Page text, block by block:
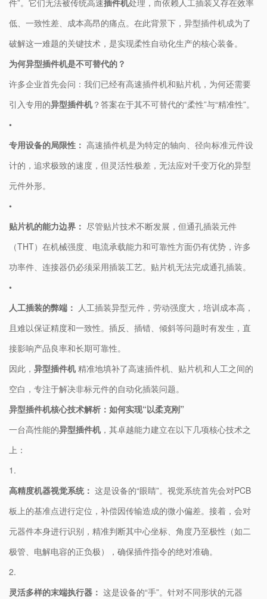
件”。它们无法被传统高速插件机处理，而依赖人工插装又存在效率
低、一致性差、成本高昂的痛点。在此背景下，​ 异型插件机​成为了
破解这一难题的关键技术，是实现柔性自动化生产的核心装备。
​为何异型插件机是不可替代的？​
许多企业首先会问：我们已经有高速插件机和贴片机，为何还需要
引入专用的​​异型插件机​​？答案在于其不可替代的“柔性”与“精准性”。
•
​专用设备的局限性：​ ​ 高速插件机是为特定的轴向、径向标准元件设
计的，追求极致的速度，但灵活性极差，无法应对千变万化的异型
元件外形。
•
​贴片机的能力边界：​ ​ 尽管贴片技术不断发展，但通孔插装元件
（THT）在机械强度、电流承载能力和可靠性方面仍有优势，许多
功率件、连接器仍必须采用插装工艺。贴片机无法完成通孔插装。
•
​人工插装的弊端：​ ​ 人工插装异型元件，劳动强度大，培训成本高，
且难以保证精度和一致性。插反、插错、倾斜等问题时有发生，直
接影响产品良率和长期可靠性。
因此，​ ​异型插件机​​ 精准地填补了高速插件机、贴片机和人工之间的
空白，专注于解决非标元件的自动化插装问题。
​异型插件机核心技术解析：如何实现“以柔克刚”​
一台高性能的​​异型插件机​​，其卓越能力建立在以下几项核心技术之
上：
1.
​高精度机器视觉系统：​ ​ 这是设备的“眼睛”。视觉系统首先会对PCB
板上的基准点进行定位，补偿因传输造成的微小偏差。接着，会对
元器件本身进行识别，精准判断其中心坐标、角度乃至极性（如二
极管、电解电容的正负极），确保插件指令的绝对准确。
2.
​灵活多样的末端执行器：​ ​ 这是设备的“手”。针对不同形状的元器